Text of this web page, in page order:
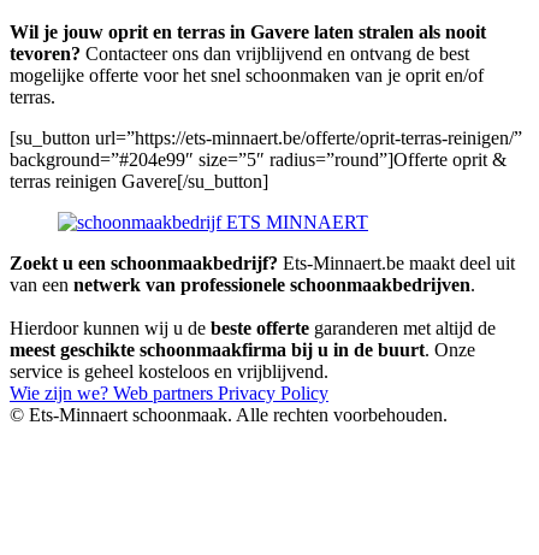
Wil je jouw oprit en terras in Gavere laten stralen als nooit
tevoren? Contacteer ons dan vrijblijvend en ontvang de best
mogelijke offerte voor het snel schoonmaken van je oprit en/of
terras.
[su_button url=”https://ets-minnaert.be/offerte/oprit-terras-reinigen/”
background=”#204e99″ size=”5″ radius=”round”]Offerte oprit &
terras reinigen Gavere[/su_button]
Zoekt u een schoonmaakbedrijf? Ets-Minnaert.be maakt deel uit
van een netwerk van professionele schoonmaakbedrijven.
Hierdoor kunnen wij u de beste offerte garanderen met altijd de
meest geschikte schoonmaakfirma bij u in de buurt. Onze
service is geheel kosteloos en vrijblijvend.
Wie zijn we? Web partners Privacy Policy
© Ets-Minnaert schoonmaak. Alle rechten voorbehouden.